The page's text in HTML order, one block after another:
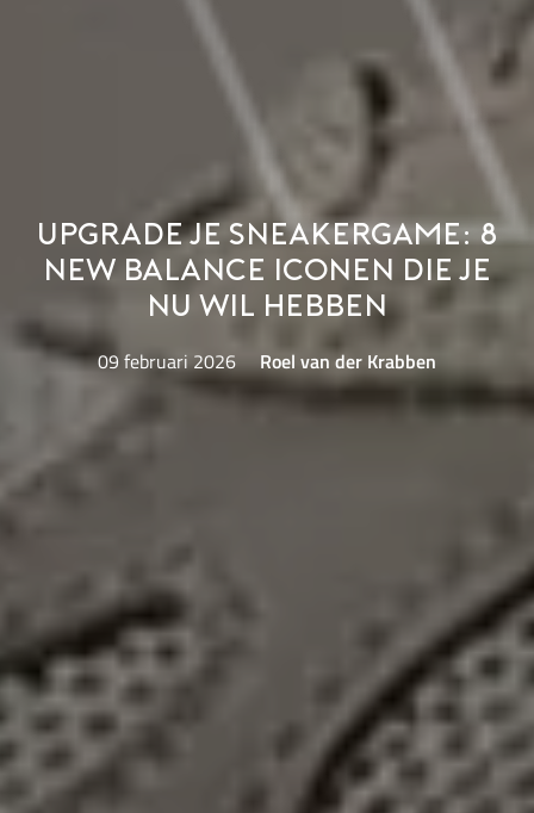
Upgrade je sneakergame: 8
New Balance iconen die je
nu wil hebben
09 februari 2026 Roel van der Krabben